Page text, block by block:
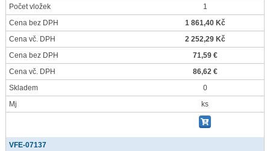
Počet vložek
1
Cena bez DPH
1 861,40 Kč
Cena vč. DPH
2 252,29 Kč
Cena bez DPH
71,59 €
Cena vč. DPH
86,62 €
Skladem
0
Mj
ks
VFE-07137